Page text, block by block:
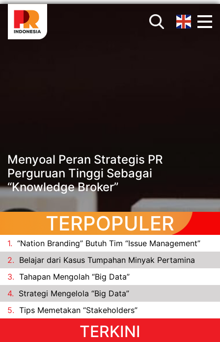
Menyoal Peran Strategis PR
Perguruan Tinggi Sebagai
“Knowledge Broker”
TERPOPULER
1. “Nation Branding” Butuh Tim “Issue Management”
2. Belajar dari Kasus Tumpahan Minyak Pertamina
3. Tahapan Mengolah “Big Data”
4. Strategi Mengelola “Big Data”
5. Tips Memetakan “Stakeholders”
TERKINI